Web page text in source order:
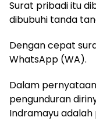
Surat pribadi itu
dibubuhi tanda
Dengan cepat
WhatsApp (WA).
Dalam
pengunduran
Indramayu